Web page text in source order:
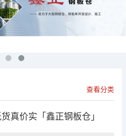
查看分类
真价实「鑫正钢板仓」